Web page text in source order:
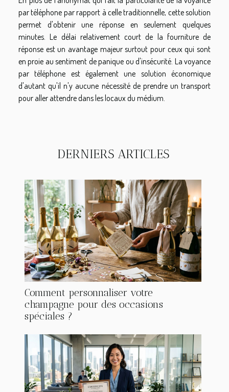
par téléphone par rapport à celle traditionnelle, cette solution
permet d'obtenir une réponse en seulement quelques
minutes. Le délai relativement court de la fourniture de
réponse est un avantage majeur surtout pour ceux qui sont
en proie au sentiment de panique ou d'insécurité. La voyance
par téléphone est également une solution économique
d'autant qu'il n'y aucune nécessité de prendre un transport
pour aller attendre dans les locaux du médium.
DERNIERS ARTICLES
Comment personnaliser votre
champagne pour des occasions
spéciales ?